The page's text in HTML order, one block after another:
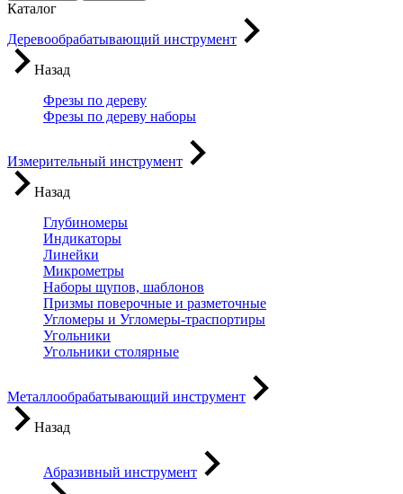
Каталог
Деревообрабатывающий инструмент
Назад
Фрезы по дереву
Фрезы по дереву наборы
Измерительный инструмент
Назад
Глубиномеры
Индикаторы
Линейки
Микрометры
Наборы щупов, шаблонов
Призмы поверочные и разметочные
Угломеры и Угломеры-траспортиры
Угольники
Угольники столярные
Металлообрабатывающий инструмент
Назад
Абразивный инструмент